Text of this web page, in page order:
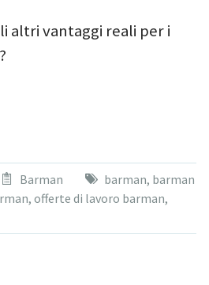
altri vantaggi reali per i
Barman barman, barman
, offerte di lavoro barman,